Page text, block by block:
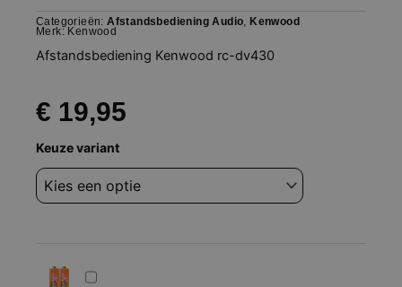
Categorieën: Afstandsbediening Audio, Kenwood
Merk: Kenwood
Afstandsbediening Kenwood rc-dv430
€ 19,95
Keuze variant
Afstandsbediening
Kenwood
rc-
dv430